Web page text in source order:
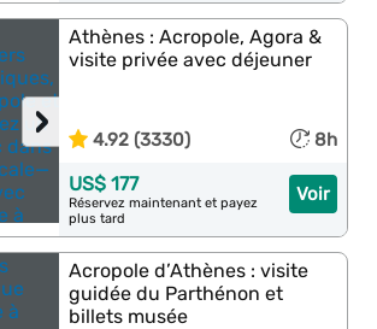
›
Athènes : Acropole, Agora &
visite privée avec déjeuner
4.92 (3330) 8h
Voir
US$ 177
Réservez maintenant et payez
plus tard
Acropole d’Athènes : visite
guidée du Parthénon et
billets musée